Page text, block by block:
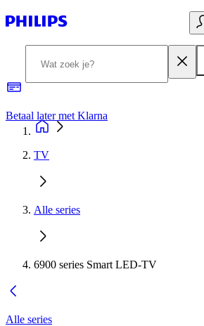
Betaal later met Klarna
TV
Alle series
6900 series Smart LED-TV
Alle series